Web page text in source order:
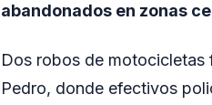
abandonados en zonas
Dos robos de motocicletas
Pedro, donde efectivos